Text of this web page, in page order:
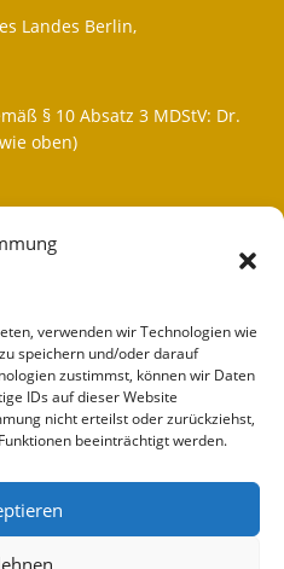
verwenden wir Technologien wie
speichern und/oder darauf
zustimmst, können wir Daten
IDs auf dieser Website
nicht erteilst oder zurückziehst,
beeinträchtigt werden.
Landes Berlin,
§ 10 Absatz 3 MDStV: Dr.
oben)
übernehmen wir keine
Links. Für den Inhalt der